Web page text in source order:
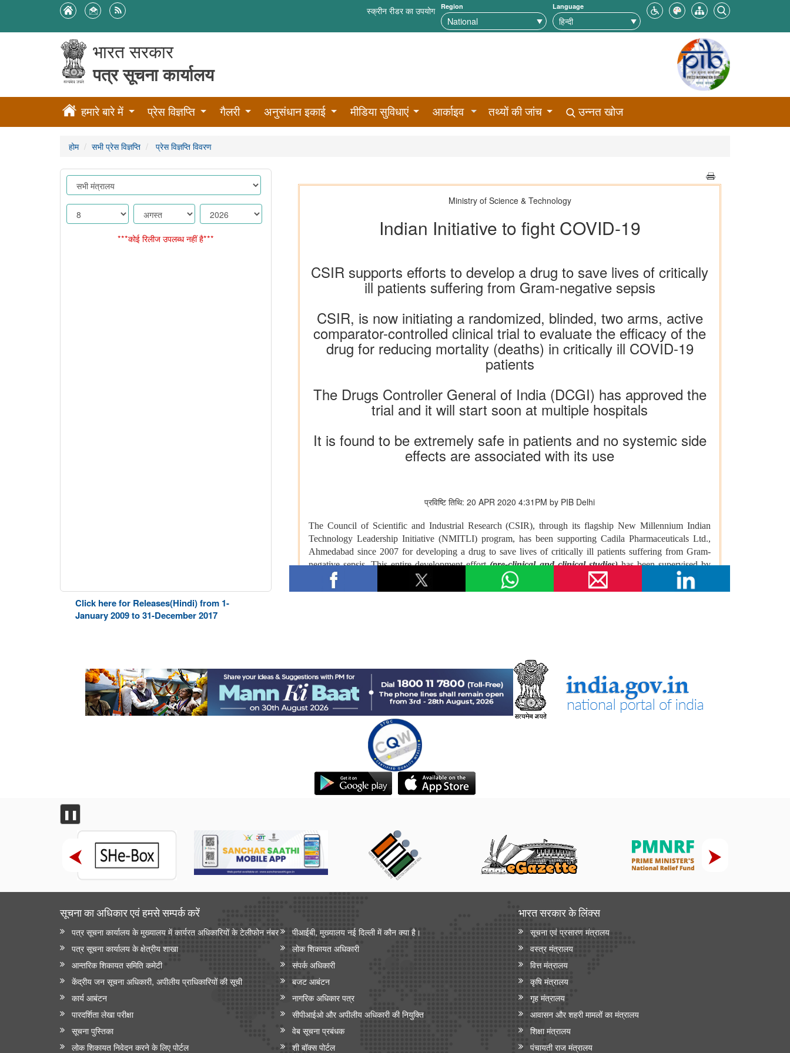
स्क्रीन रीडर का उपयोग Region Language
भारत सरकार
पत्र सूचना कार्यालय
हमारे बारे में प्रेस विज्ञप्ति गैलरी अनुसंधान इकाई मीडिया सुविधाएं आर्काइव तथ्यों की जांच उन्नत खोज
होम सभी प्रेस विज्ञप्ति प्रेस विज्ञप्ति विवरण
***कोई रिलीज उपलब्ध नहीं है***
Click here for Releases(Hindi) from 1-
January 2009 to 31-December 2017
❚❚
सूचना का अधिकार एवं हमसे सम्‍पर्क करें
पत्र सूचना कार्यालय के मुख्यालय में कार्यरत अधिकारियों के टेलीफोन नंबर
पीआईबी, मुख्यालय नई दिल्ली में कौन क्या है।
पत्र सूचना कार्यालय के क्षेत्रीय शाखा
लोक शिकायत अधिकारी
आन्‍तरिक शिकायत समिति कमेटी
संपर्क अधिकारी
केंद्रीय जन सूचना अधिकारी, अपीलीय प्राधिकारियों की सूची
बजट आबंटन
कार्य आबंटन
नागरिक अधिकार पत्र
पारदर्शिता लेखा परीक्षा
सीपीआईओ और अपी‍लीय अधिकारी की नियुक्ति
सूचना पुस्तिका
वेब सूचना प्रबंधक
लोक शिकायत निवेदन करने के लिए पोर्टल
शी बॉक्स पोर्टल
भारत सरकार के लिंक्‍स
सूचना एवं प्रसारण मंत्रालय
वस्त्र मंत्रालय
वित्त मंत्रालय
कृषि मंत्रालय
गृह मंत्रालय
आवासन और शहरी मामलों का मंत्रालय
शिक्षा मंत्रालय
पंचायती राज मंत्रालय